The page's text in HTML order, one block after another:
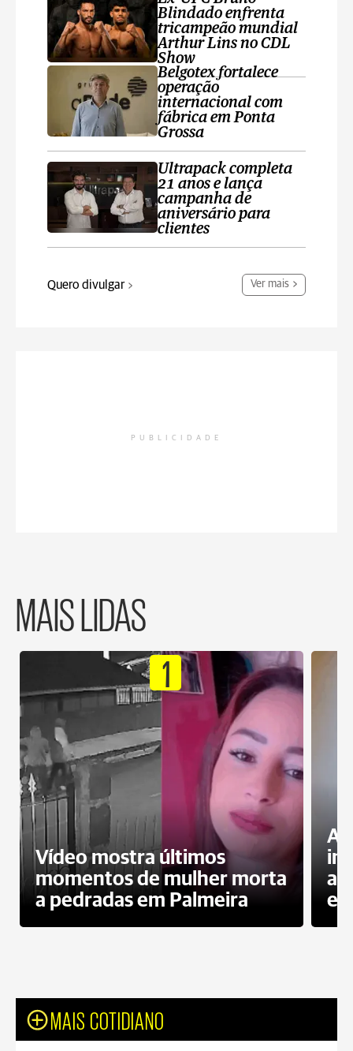
Blindado enfrenta
tricampeão mundial
Arthur Lins no CDL
Show
Belgotex fortalece
operação
internacional com
fábrica em Ponta
Grossa
Ultrapack completa
21 anos e lança
campanha de
aniversário para
clientes
Quero divulgar Ver mais
PUBLICIDADE
MAIS LIDAS
1
Vídeo mostra últimos
momentos de mulher morta
a pedradas em Palmeira
MAIS COTIDIANO